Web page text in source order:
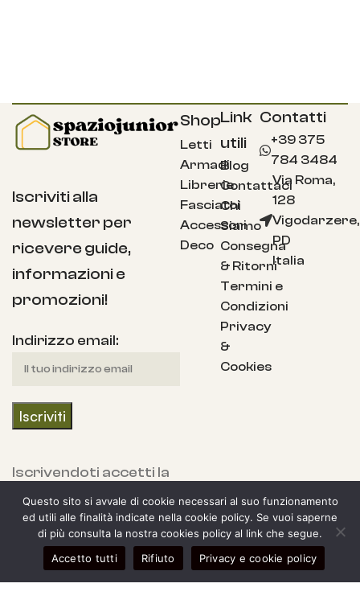
Iscriviti alla
newsletter per
ricevere guide,
informazioni e
promozioni!
Indirizzo email:
Iscrivendoti accetti la
nostra Informativa
sulla privacy e fornisci
il consenso a ricevere
aggiornamenti dalla
nostra azienda.
Shop
Letti
Armadi
Librerie
Fasciatoi
Accessori
Deco
Link
utili
Blog
Contattaci
Chi
Siamo
Consegna
& Ritorni
Termini e
Condizioni
Privacy
&
Cookies
Contatti
+39 375
784 3484
Via Roma,
128
Vigodarzere,
PD
Italia
laterale
Il mio account
0
Carrello
Questo sito si avvale di cookie necessari al suo funzionamento
ed utili alle finalità indicate nella cookie policy. Se vuoi saperne
di più consulta la nostra cookies policy al link che segue.
Accetto tutti
Rifiuto Privacy e cookie policy